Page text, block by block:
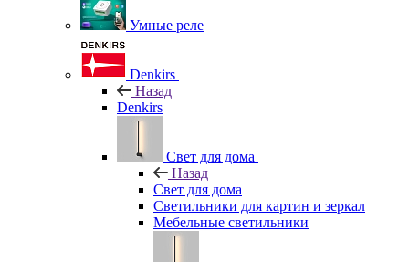
Умные реле
Denkirs
Назад
Denkirs
Свет для дома
Назад
Свет для дома
Светильники для картин и зеркал
Мебельные светильники